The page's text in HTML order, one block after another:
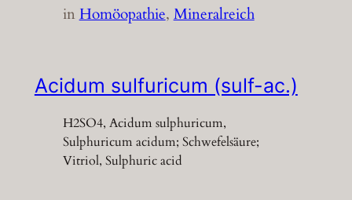
inHomöopathie, Mineralreich
Acidum sulfuricum (sulf-ac.)
H2SO4, Acidum sulphuricum,
Sulphuricum acidum; Schwefelsäure;
Vitriol, Sulphuric acid